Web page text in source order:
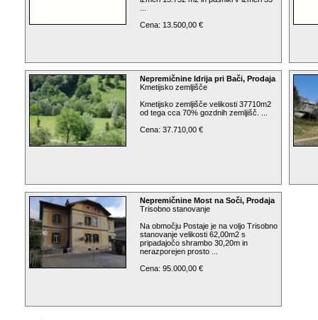
Cena: 13.500,00 €
Nepremičnine Idrija pri Bači, Prodaja
Kmetijsko zemljišče
Kmetijsko zemljišče velikosti 37710m2
od tega cca 70% gozdnih zemljišč. ...
Cena: 37.710,00 €
Nepremičnine Most na Soči, Prodaja
Trisobno stanovanje
Na območju Postaje je na voljo Trisobno
stanovanje velikosti 62,00m2 s
pripadajočo shrambo 30,20m in
nerazporejen prosto ...
Cena: 95.000,00 €